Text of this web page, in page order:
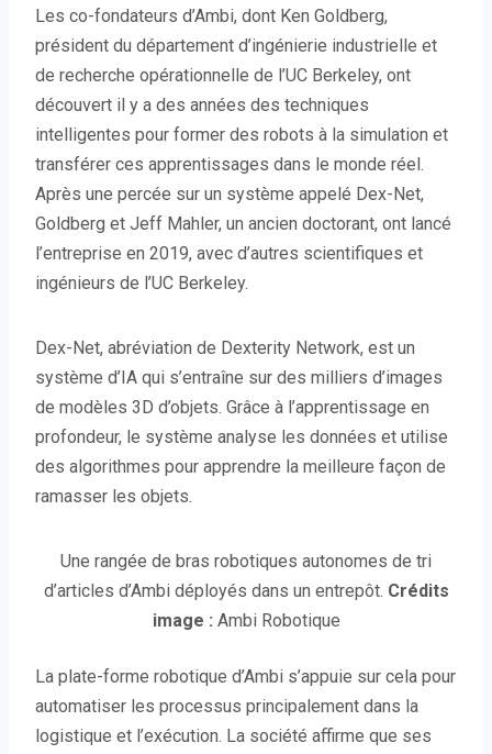
Les co-fondateurs d’Ambi, dont Ken Goldberg,
président du département d’ingénierie industrielle et
de recherche opérationnelle de l’UC Berkeley, ont
découvert il y a des années des techniques
intelligentes pour former des robots à la simulation et
transférer ces apprentissages dans le monde réel.
Après une percée sur un système appelé Dex-Net,
Goldberg et Jeff Mahler, un ancien doctorant, ont lancé
l’entreprise en 2019, avec d’autres scientifiques et
ingénieurs de l’UC Berkeley.
Dex-Net, abréviation de Dexterity Network, est un
système d’IA qui s’entraîne sur des milliers d’images
de modèles 3D d’objets. Grâce à l’apprentissage en
profondeur, le système analyse les données et utilise
des algorithmes pour apprendre la meilleure façon de
ramasser les objets.
Une rangée de bras robotiques autonomes de tri
d’articles d’Ambi déployés dans un entrepôt. Crédits
image : Ambi Robotique
La plate-forme robotique d’Ambi s’appuie sur cela pour
automatiser les processus principalement dans la
logistique et l’exécution. La société affirme que ses